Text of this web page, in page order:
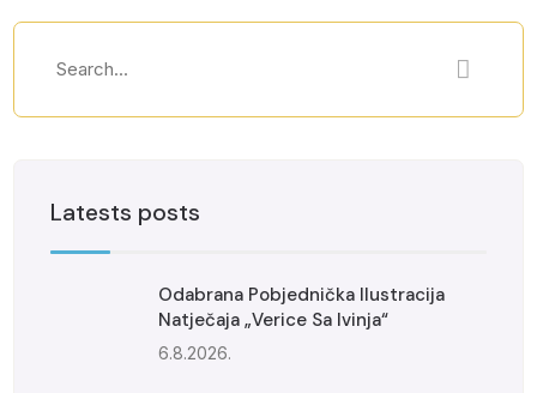
Latests posts
Odabrana Pobjednička Ilustracija
Natječaja „Verice Sa Ivinja“
6.8.2026.